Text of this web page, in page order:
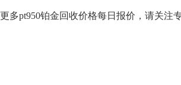
更多pt950铂金回收价格每日报价，请关注